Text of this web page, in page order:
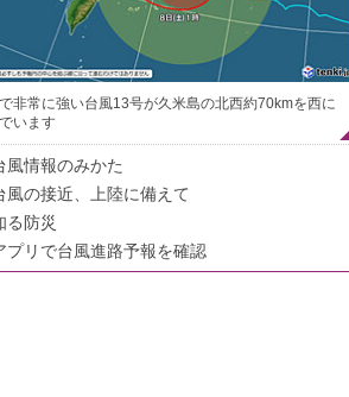
非常に強い台風13号が久米島の北西約70kmを西に
います
風情報のみかた
風の接近、上陸に備えて
る防災
プリで台風進路予報を確認